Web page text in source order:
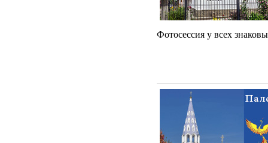
Фотосессия у всех